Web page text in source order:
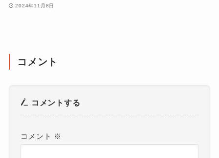
2024年11月8日
コメント
コメントする
コメント ※